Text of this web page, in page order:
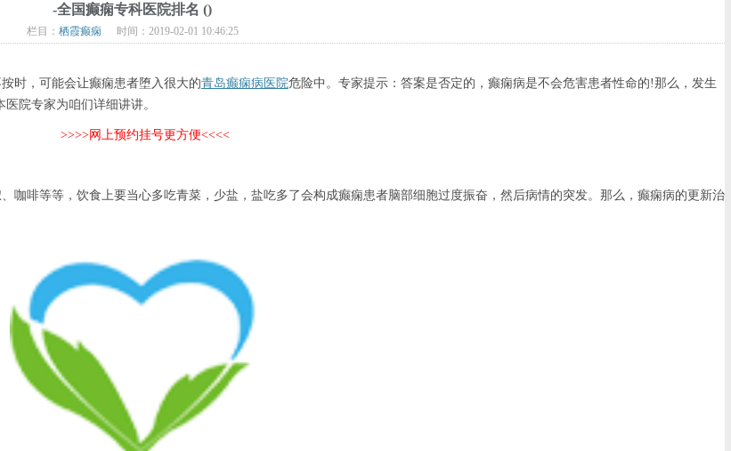
-全国癫痫专科医院排名 ()
栏目： 栖霞癫痫 时间：2019-02-01 10:46:25
时，可能会让癫痫患者堕入很大的青岛癫痫病医院危险中。专家提示：答案是否定的，癫痫病是不会危害患者性命的!那么，发生
院专家为咱们详细讲讲。
>>>>网上预约挂号更方便<<<<
啡等等，饮食上要当心多吃青菜，少盐，盐吃多了会构成癫痫患者脑部细胞过度振奋，然后病情的突发。那么，癫痫病的更新治